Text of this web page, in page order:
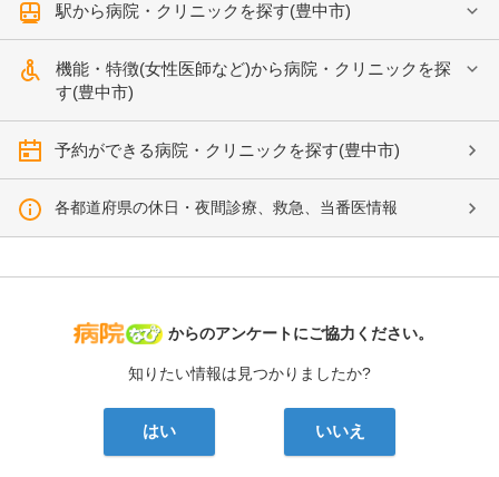
駅から病院・クリニックを探す(豊中市)
機能・特徴(女性医師など)から病院・クリニックを探
す(豊中市)
予約ができる病院・クリニックを探す(豊中市)
各都道府県の休日・夜間診療、救急、当番医情報
病院なび
からのアンケートにご協力ください。
知りたい情報は見つかりましたか?
はい いいえ